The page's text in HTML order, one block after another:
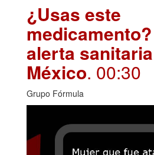
¿Usas este
alerta
México. 00:30
Grupo Fórmula